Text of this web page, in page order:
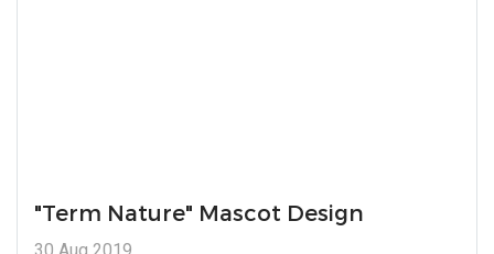
"Term Nature" Mascot Design